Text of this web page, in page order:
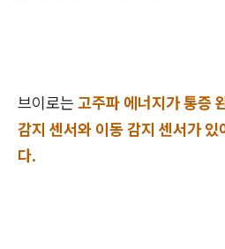
브이로는 고주파 에너지가 통증
감지 센서와 이동 감지 센서가 있
다.